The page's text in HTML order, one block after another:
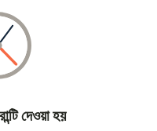
দেওয়া হয়